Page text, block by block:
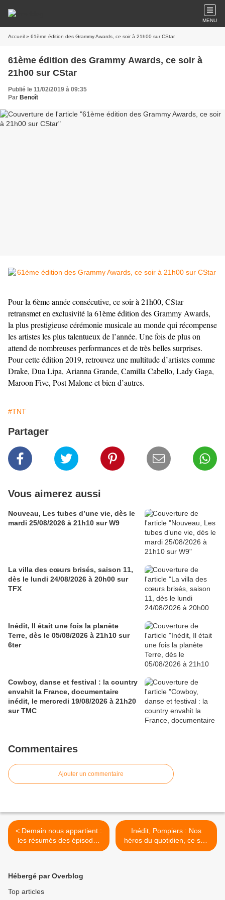
MENU
Accueil » 61ème édition des Grammy Awards, ce soir à 21h00 sur CStar
61ème édition des Grammy Awards, ce soir à
21h00 sur CStar
Publié le 11/02/2019 à 09:35
Par Benoît
Pour la 6ème année consécutive, ce soir à 21h00, CStar
retransmet en exclusivité la 61ème édition des Grammy Awards,
la plus prestigieuse cérémonie musicale au monde qui récompense
les artistes les plus talentueux de l’année. Une fois de plus on
attend de nombreuses performances et de très belles surprises.
Pour cette édition 2019, retrouvez une multitude d’artistes comme
Drake, Dua Lipa, Arianna Grande, Camilla Cabello, Lady Gaga,
Maroon Five, Post Malone et bien d’autres.
#TNT
Partager
Vous aimerez aussi
Nouveau, Les tubes d’une vie, dès le
mardi 25/08/2026 à 21h10 sur W9
La villa des cœurs brisés, saison 11,
dès le lundi 24/08/2026 à 20h00 sur
TFX
Inédit, Il était une fois la planète
Terre, dès le 05/08/2026 à 21h10 sur
6ter
Cowboy, danse et festival : la country
envahit la France, documentaire
inédit, le mercredi 19/08/2026 à 21h20
sur TMC
Commentaires
Ajouter un commentaire
< Demain nous appartient :
les résumés des épisodes
du 11 au 15/02/19 à 19h20
Inédit, Pompiers : Nos
héros du quotidien, ce soir
à 21h00 sur TFX dans
Hébergé par Overblog
Top articles